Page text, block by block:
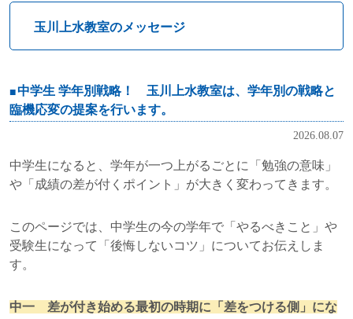
玉川上水教室のメッセージ
中学生 学年別戦略！ 玉川上水教室は、学年別の戦略と
臨機応変の提案を行います。
2026.08.07
中学生になると、学年が一つ上がるごとに「勉強の意味」
や「成績の差が付くポイント」が大きく変わってきます。
このページでは、中学生の今の学年で「やるべきこと」や
受験生になって「後悔しないコツ」についてお伝えしま
す。
中一 差が付き始める最初の時期に「差をつける側」にな